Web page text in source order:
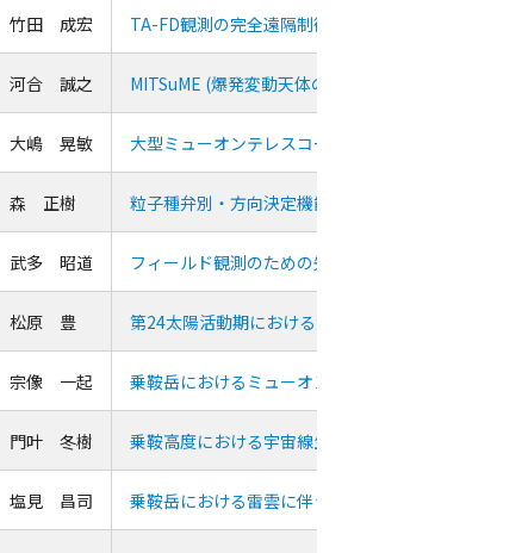
竹田 成宏 TA-FD観測の完全遠隔制御にかかる国内拠点の構築
河合 誠之 MITSuME (爆発変動天体の多色撮像観測)プロジェク
大嶋 晃敏 大型ミューオンテレスコープによる銀河宇宙線強度
森 正樹 粒子種弁別・方向決定機能を持つ宇宙線検出器の検
武多 昭道 フィールド観測のための先端計測プラットフォーム
松原 豊 第24太陽活動期における太陽中性子の観測
宗像 一起 乗鞍岳におけるミューオン強度の精密観測
門叶 冬樹 乗鞍高度における宇宙線生成核種濃度の観測
塩見 昌司 乗鞍岳における雷雲に伴う二次宇宙線の研究